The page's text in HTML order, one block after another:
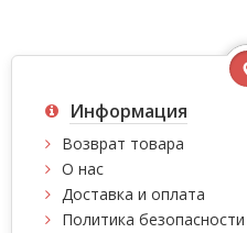
Информация
Возврат товара
О нас
Доставка и оплата
Политика безопасности